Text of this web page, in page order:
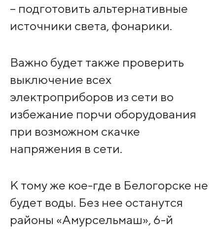
– подготовить альтернативные
источники света, фонарики.
Важно будет также проверить
выключение всех
электроприборов из сети во
избежание порчи оборудования
при возможном скачке
напряжения в сети.
К тому же кое-где в Белогорске не
будет воды. Без нее останутся
районы «Амурсельмаш», 6-й